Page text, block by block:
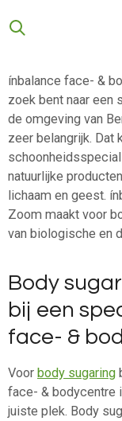
Ga
direct
de
hoofdinhoud
ínbalance face- &
zoek bent naar een
de omgeving van
zeer belangrijk. Dat
natuurlijke
lichaam en geest.
Zoom maakt voor
van biologische en
Body
bij een
face- &
Voor body sugaring
face- & bodycentre
juiste plek. Body